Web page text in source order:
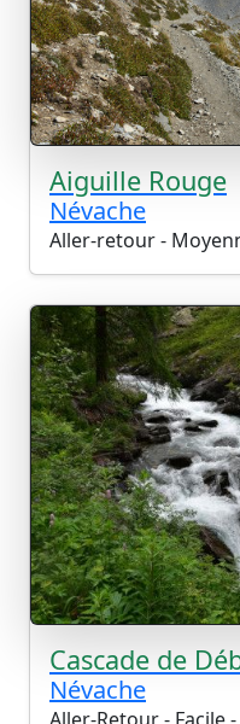
Aiguille Rouge
Névache
Aller-retour -
Cascade de
Névache